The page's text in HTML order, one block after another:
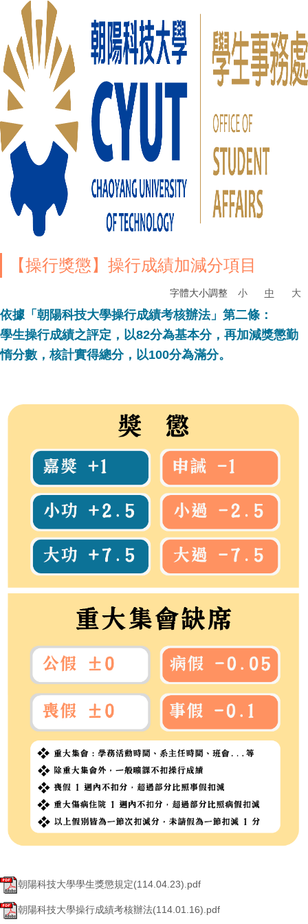
【操行獎懲】操行成績加減分項目
字體大小調整 小 中 大
依據「朝陽科技大學操行成績考核辦法」第二條：
學生操行成績之評定，以82分為基本分，再加減獎懲勤
惰分數，核計實得總分，以100分為滿分。
朝陽科技大學學生獎懲規定(114.04.23).pdf
朝陽科技大學操行成績考核辦法(114.01.16).pdf